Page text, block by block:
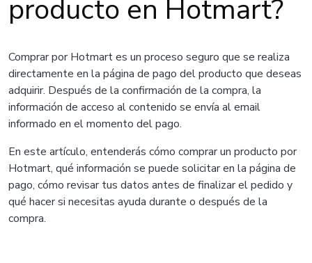
producto en Hotmart?
Comprar por Hotmart es un proceso seguro que se realiza
directamente en la página de pago del producto que deseas
adquirir. Después de la confirmación de la compra, la
información de acceso al contenido se envía al email
informado en el momento del pago.
En este artículo, entenderás cómo comprar un producto por
Hotmart, qué información se puede solicitar en la página de
pago, cómo revisar tus datos antes de finalizar el pedido y
qué hacer si necesitas ayuda durante o después de la
compra.